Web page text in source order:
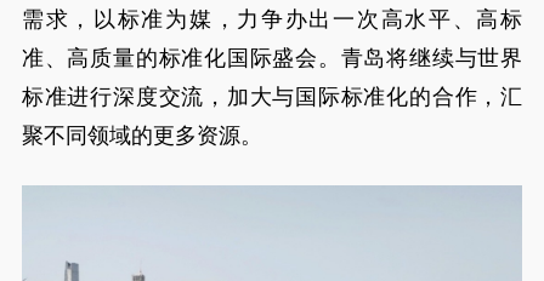
需求，以标准为媒，力争办出一次高水平、高标
准、高质量的标准化国际盛会。青岛将继续与世界
标准进行深度交流，加大与国际标准化的合作，汇
聚不同领域的更多资源。